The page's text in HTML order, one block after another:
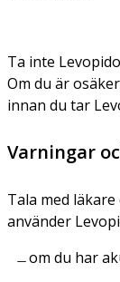
Ta inte
Om du är
innan du tar
Varningar
Tala med
använder
om du har